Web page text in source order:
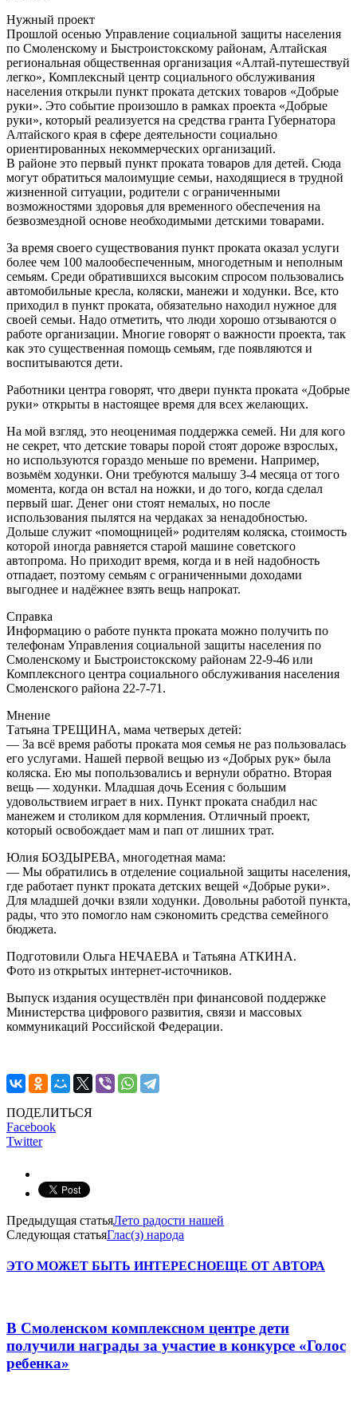
Нужный проект
Прошлой осенью Управление социальной защиты населения
по Смоленскому и Быстроистокскому районам, Алтайская
региональная общественная организация «Алтай-путешествуй
легко», Комплексный центр социального обслуживания
населения открыли пункт проката детских товаров «Добрые
руки». Это событие произошло в рамках проекта «Добрые
руки», который реализуется на средства гранта Губернатора
Алтайского края в сфере деятельности социально
ориентированных некоммерческих организаций.
В районе это первый пункт проката товаров для детей. Сюда
могут обратиться малоимущие семьи, находящиеся в трудной
жизненной ситуации, родители с ограниченными
возможностями здоровья для временного обеспечения на
безвозмездной основе необходимыми детскими товарами.
За время своего существования пункт проката оказал услуги
более чем 100 малообеспеченным, многодетным и неполным
семьям. Среди обратившихся высоким спросом пользовались
автомобильные кресла, коляски, манежи и ходунки. Все, кто
приходил в пункт проката, обязательно находил нужное для
своей семьи. Надо отметить, что люди хорошо отзываются о
работе организации. Многие говорят о важности проекта, так
как это существенная помощь семьям, где появляются и
воспитываются дети.
Работники центра говорят, что двери пункта проката «Добрые
руки» открыты в настоящее время для всех желающих.
На мой взгляд, это неоценимая поддержка семей. Ни для кого
не секрет, что детские товары порой стоят дороже взрослых,
но используются гораздо меньше по времени. Например,
возьмём ходунки. Они требуются малышу 3-4 месяца от того
момента, когда он встал на ножки, и до того, когда сделал
первый шаг. Денег они стоят немалых, но после
использования пылятся на чердаках за ненадобностью.
Дольше служит «помощницей» родителям коляска, стоимость
которой иногда равняется старой машине советского
автопрома. Но приходит время, когда и в ней надобность
отпадает, поэтому семьям с ограниченными доходами
выгоднее и надёжнее взять вещь напрокат.
Справка
Информацию о работе пункта проката можно получить по
телефонам Управления социальной защиты населения по
Смоленскому и Быстроистокскому районам 22-9-46 или
Комплексного центра социального обслуживания населения
Смоленского района 22-7-71.
Мнение
Татьяна ТРЕЩИНА, мама четверых детей:
— За всё время работы проката моя семья не раз пользовалась
его услугами. Нашей первой вещью из «Добрых рук» была
коляска. Ею мы попользовались и вернули обратно. Вторая
вещь — ходунки. Младшая дочь Есения с большим
удовольствием играет в них. Пункт проката снабдил нас
манежем и столиком для кормления. Отличный проект,
который освобождает мам и пап от лишних трат.
Юлия БОЗДЫРЕВА, многодетная мама:
— Мы обратились в отделение социальной защиты населения,
где работает пункт проката детских вещей «Добрые руки».
Для младшей дочки взяли ходунки. Довольны работой пункта,
рады, что это помогло нам сэкономить средства семейного
бюджета.
Подготовили Ольга НЕЧАЕВА и Татьяна АТКИНА.
Фото из открытых интернет-источников.
Выпуск издания осуществлён при финансовой поддержке
Министерства цифрового развития, связи и массовых
коммуникаций Российской Федерации.
ПОДЕЛИТЬСЯ
Facebook
Twitter
Предыдущая статьяЛето радости нашей
Следующая статьяГлас(з) народа
ЭТО МОЖЕТ БЫТЬ ИНТЕРЕСНОЕЩЕ ОТ АВТОРА
В Смоленском комплексном центре дети
получили награды за участие в конкурсе «Голос
ребенка»